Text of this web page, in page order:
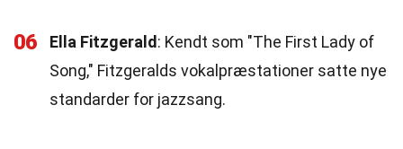
06 Ella Fitzgerald : Kendt som "The First Lady of
Song," Fitzgeralds vokalpræstationer satte nye
standarder for jazzsang.